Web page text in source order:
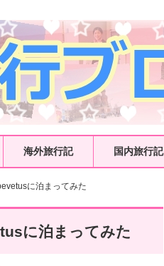
海外旅行記 国内旅行記
に泊まってみた
に泊まってみた